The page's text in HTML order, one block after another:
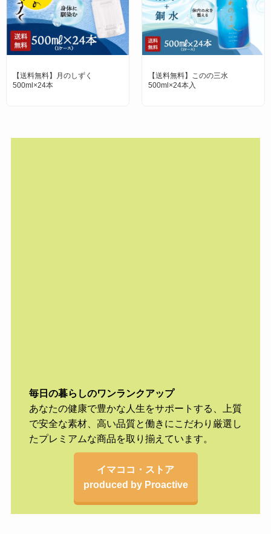
【送料無料】このの三水
神秘の水 夢 ゆの里
毎日の暮らしのワンランクアップ
あなたの健康で豊かな人生をサポートする、上質
で安全な素材、高い品質と働きにこだわり厳選し
たプレミアムな商品を取り揃えています。
イマココ・ストア
produced by Proactive